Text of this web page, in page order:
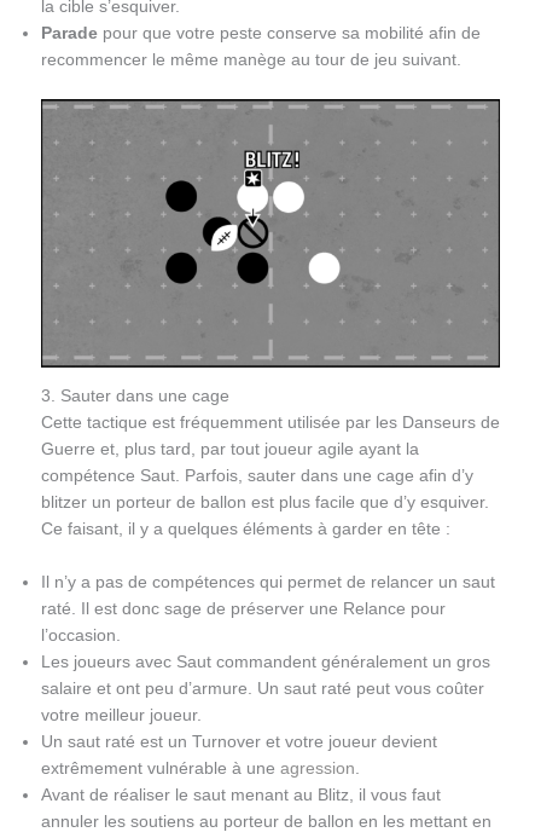
la cible s’esquiver.
Paradepour que votre peste conserve sa mobilité afin de
recommencer le même manège au tour de jeu suivant.
3. Sauter dans une cage
Cette tactique est fréquemment utilisée par les Danseurs de
Guerre et, plus tard, par tout joueur agile ayant la
compétence Saut. Parfois, sauter dans une cage afin d’y
blitzer un porteur de ballon est plus facile que d’y esquiver.
Ce faisant, il y a quelques éléments à garder en tête :
Il n’y a pas de compétences qui permet de relancer un saut
raté. Il est donc sage de préserver une Relance pour
l’occasion.
Les joueurs avec Saut commandent généralement un gros
salaire et ont peu d’armure. Un saut raté peut vous coûter
votre meilleur joueur.
Un saut raté est un Turnover et votre joueur devient
extrêmement vulnérable à une agression.
Avant de réaliser le saut menant au Blitz, il vous faut
annuler les soutiens au porteur de ballon en les mettant en